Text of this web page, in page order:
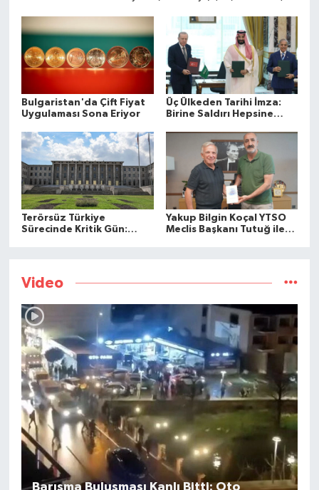
Bulgaristan'da Çift Fiyat
Uygulaması Sona Eriyor
Üç Ülkeden Tarihi İmza:
Birine Saldırı Hepsine
Terörsüz Türkiye
Sürecinde Kritik Gün:
Yakup Bilgin Koçal YTSO
Meclis Başkanı Tutuğ ile
Video
Barışma Buluşması Kanlı Bitti: Oto